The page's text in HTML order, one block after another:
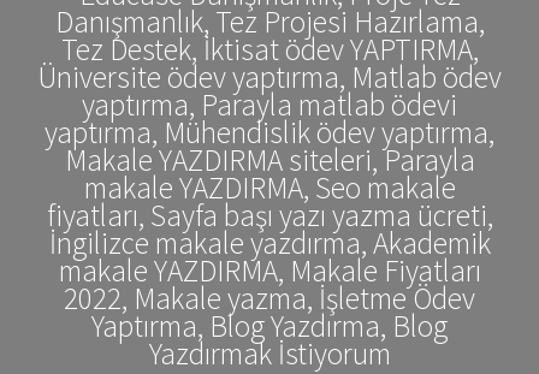
Danışmanlık, Tez Projesi Hazırlama,
Tez Destek, İktisat ödev YAPTIRMA,
Üniversite ödev yaptırma, Matlab ödev
yaptırma, Parayla matlab ödevi
yaptırma, Mühendislik ödev yaptırma,
Makale YAZDIRMA siteleri, Parayla
makale YAZDIRMA, Seo makale
fiyatları, Sayfa başı yazı yazma ücreti,
İngilizce makale yazdırma, Akademik
makale YAZDIRMA, Makale Fiyatları
2022, Makale yazma, İşletme Ödev
Yaptırma, Blog Yazdırma, Blog
Yazdırmak İstiyorum